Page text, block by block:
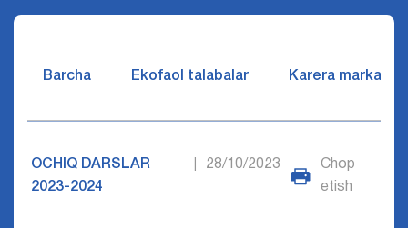
Barcha Ekofaol talabalar Karera markazi
OCHIQ DARSLAR
2023-2024
28/10/2023
Chop
etish